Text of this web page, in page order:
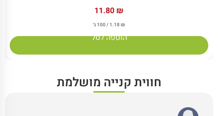
11.80 ₪
1.18₪ / 100 ג׳
הוספה לסל
חווית קנייה מושלמת